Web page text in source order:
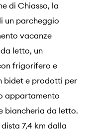
di Chiasso, la
un parcheggio
vacanze
letto, un
frigorifero e
bidet e prodotti per
appartamento
biancheria da letto.
7,4 km dalla